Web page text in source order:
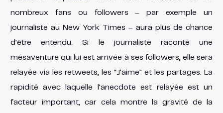
nombreux fans ou followers – par exemple un
journaliste au New York Times – aura plus de chance
d’être entendu. Si le journaliste raconte une
mésaventure qui lui est arrivée à ses followers, elle sera
relayée via les retweets, les “J’aime” et les partages. La
rapidité avec laquelle l’anecdote est relayée est un
facteur important, car cela montre la gravité de la